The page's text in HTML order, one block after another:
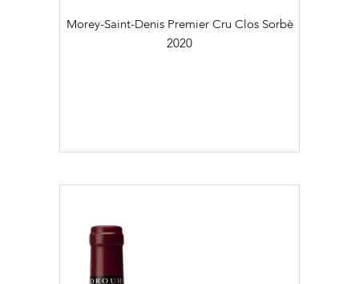
Morey-Saint-Denis Premier Cru Clos Sorbè
2020